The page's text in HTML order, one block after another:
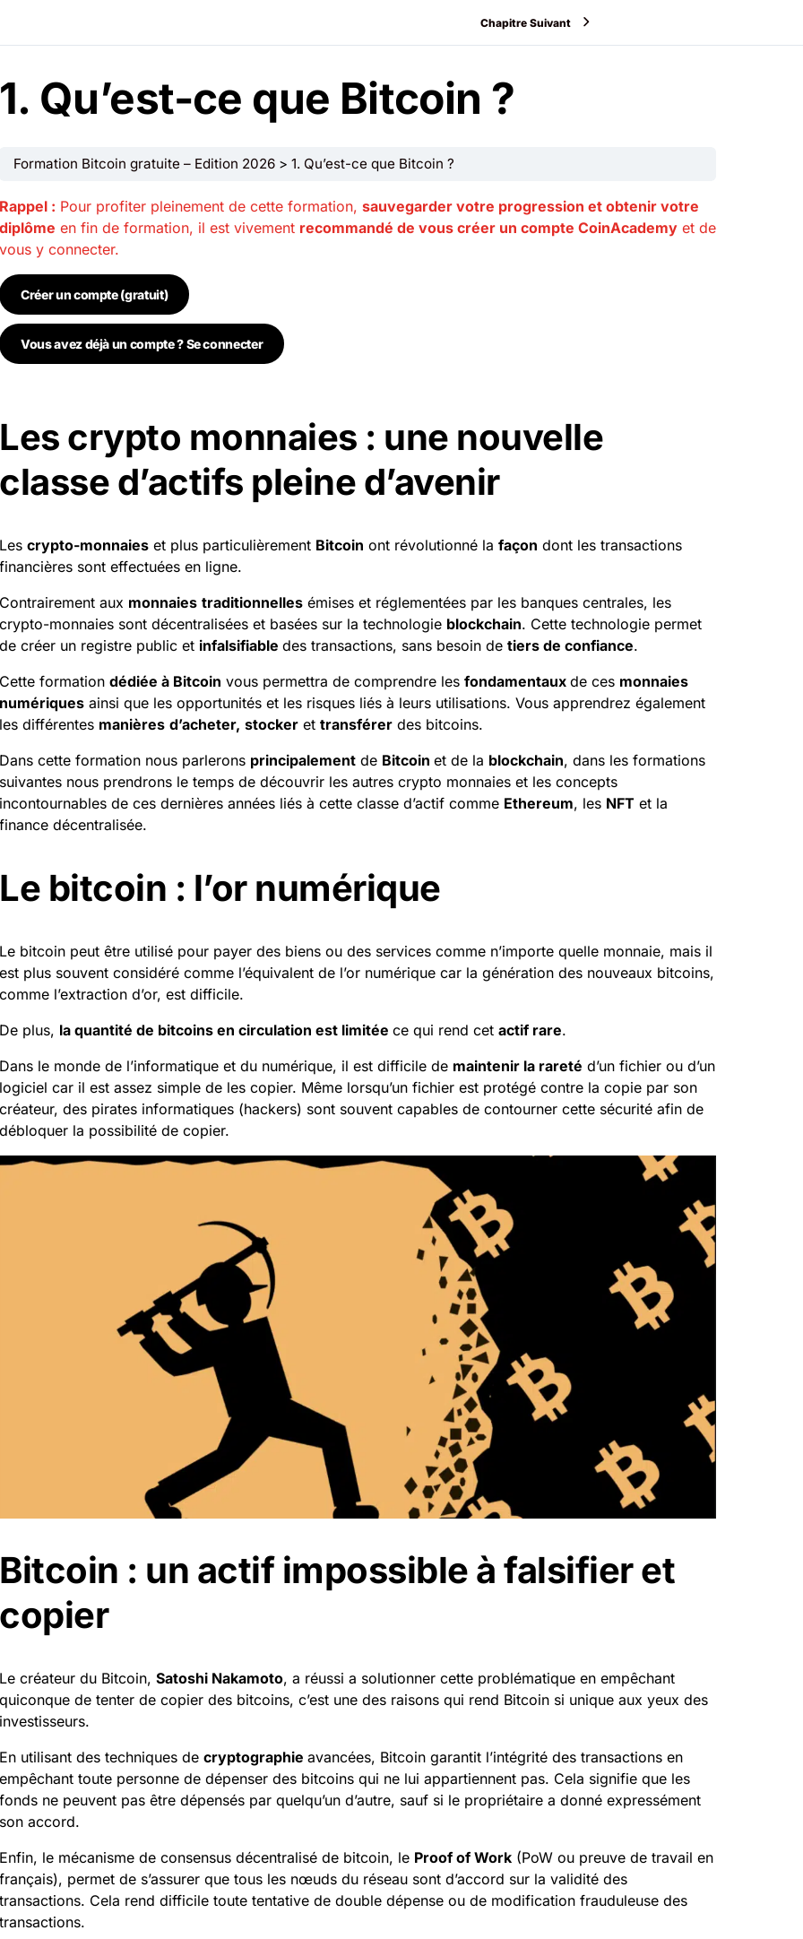
Chapitre Suivant
1. Qu’est-ce que Bitcoin ?
Formation Bitcoin gratuite – Edition 2026 1. Qu’est-ce que Bitcoin ?
Rappel : Pour profiter pleinement de cette formation, sauvegarder votre progression et obtenir votre
diplôme en fin de formation, il est vivement recommandé de vous créer un compte CoinAcademy et de
vous y connecter.
Créer un compte (gratuit)
Vous avez déjà un compte ? Se connecter
Les crypto monnaies : une nouvelle
classe d’actifs pleine d’avenir
Les crypto-monnaies et plus particulièrement Bitcoin ont révolutionné la façon dont les transactions
financières sont effectuées en ligne.
Contrairement aux monnaies traditionnelles émises et réglementées par les banques centrales, les
crypto-monnaies sont décentralisées et basées sur la technologie blockchain. Cette technologie permet
de créer un registre public et infalsifiable des transactions, sans besoin de tiers de confiance.
Cette formation dédiée à Bitcoin vous permettra de comprendre les fondamentaux de ces monnaies
numériques ainsi que les opportunités et les risques liés à leurs utilisations. Vous apprendrez également
les différentes manières d’acheter, stocker et transférer des bitcoins.
Dans cette formation nous parlerons principalement de Bitcoin et de la blockchain, dans les formations
suivantes nous prendrons le temps de découvrir les autres crypto monnaies et les concepts
incontournables de ces dernières années liés à cette classe d’actif comme Ethereum, les NFT et la
finance décentralisée.
Le bitcoin : l’or numérique
Le bitcoin peut être utilisé pour payer des biens ou des services comme n’importe quelle monnaie, mais il
est plus souvent considéré comme l’équivalent de l’or numérique car la génération des nouveaux bitcoins,
comme l’extraction d’or, est difficile.
De plus, la quantité de bitcoins en circulation est limitée ce qui rend cet actifrare.
Dans le monde de l’informatique et du numérique, il est difficile de maintenir la rareté d’un fichier ou d’un
logiciel car il est assez simple de les copier. Même lorsqu’un fichier est protégé contre la copie par son
créateur, des pirates informatiques (hackers) sont souvent capables de contourner cette sécurité afin de
débloquer la possibilité de copier.
Bitcoin : un actif impossible à falsifier et
copier
Le créateur du Bitcoin, Satoshi Nakamoto, a réussi a solutionner cette problématique en empêchant
quiconque de tenter de copier des bitcoins, c’est une des raisons qui rend Bitcoin si unique aux yeux des
investisseurs.
En utilisant des techniques de cryptographie avancées, Bitcoin garantit l’intégrité des transactions en
empêchant toute personne de dépenser des bitcoins qui ne lui appartiennent pas. Cela signifie que les
fonds ne peuvent pas être dépensés par quelqu’un d’autre, sauf si le propriétaire a donné expressément
son accord.
Enfin, le mécanisme de consensus décentralisé de bitcoin, le Proof of Work (PoW ou preuve de travail en
français), permet de s’assurer que tous les nœuds du réseau sont d’accord sur la validité des
transactions. Cela rend difficile toute tentative de double dépense ou de modification frauduleuse des
transactions.